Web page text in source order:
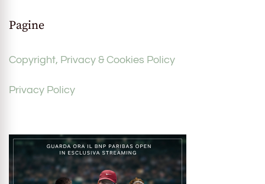
Pagine
Copyright, Privacy & Cookies Policy
Privacy Policy